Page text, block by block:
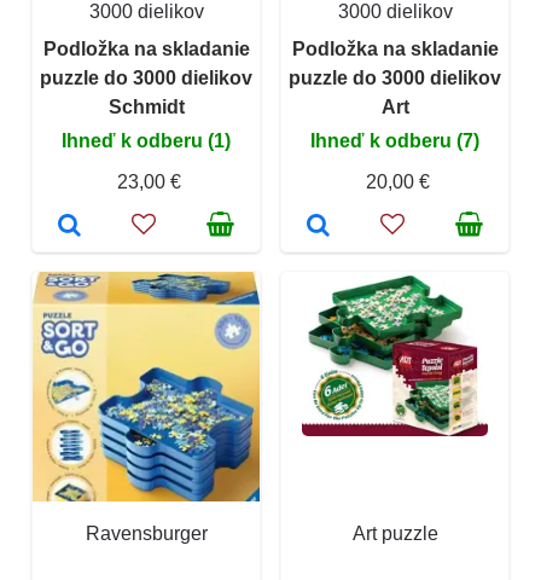
3000 dielikov
Podložka na skladanie
puzzle do 3000 dielikov
Schmidt
Ihneď k odberu (1)
23,00 €
3000 dielikov
Podložka na skladanie
puzzle do 3000 dielikov
Art
Ihneď k odberu (7)
20,00 €
Ravensburger Art puzzle